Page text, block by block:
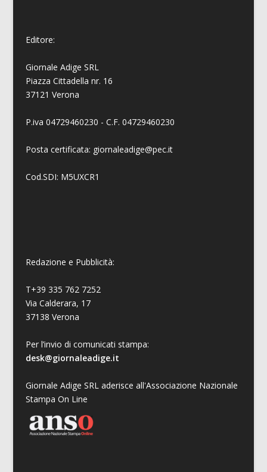
Editore:
Giornale Adige SRL
Piazza Cittadella nr. 16
37121 Verona
P.iva 04729460230 - C.F. 04729460230
Posta certificata: giornaleadige@pec.it
Cod.SDI: M5UXCR1
Redazione e Pubblicità:
T+39 335 762 7252
Via Calderara, 17
37138 Verona
Per l’invio di comunicati stampa:
desk@giornaleadige.it
Giornale Adige SRL aderisce all'Associazione Nazionale
Stampa On Line